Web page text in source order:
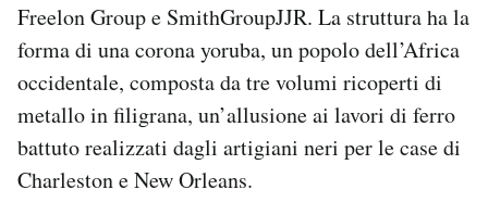
Freelon Group e SmithGroupJJR. La struttura ha la
forma di una corona yoruba, un popolo dell’Africa
occidentale, composta da tre volumi ricoperti di
metallo in filigrana, un’allusione ai lavori di ferro
battuto realizzati dagli artigiani neri per le case di
Charleston e New Orleans.